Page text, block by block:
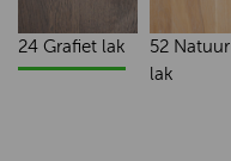
24 Grafiet lak
52 Natuur
lak